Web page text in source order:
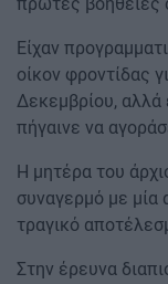
Είχαν
οίκον φροντίδας
Δεκεμβρίου, αλλά
πήγαινε να
Η μητέρα του
συναγερμό με μία
τραγικό
Στην έρευνα